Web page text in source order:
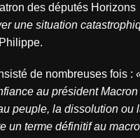
des députés Horizons
une situation
de nombreuses fois :
au président
peuple, la dissolution ou
un terme définitif au